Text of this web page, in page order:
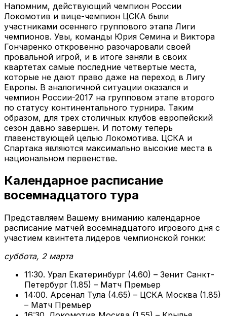
Напомним, действующий чемпион России
Локомотив и вице-чемпион ЦСКА были
участниками осеннего группового этапа Лиги
чемпионов. Увы, команды Юрия Семина и Виктора
Гончаренко откровенно разочаровали своей
провальной игрой, и в итоге заняли в своих
квартетах самые последние четвертые места,
которые не дают право даже на переход в Лигу
Европы. В аналогичной ситуации оказался и
чемпион России-2017 на групповом этапе второго
по статусу континентального турнира. Таким
образом, для трех столичных клубов европейский
сезон давно завершен. И потому теперь
главенствующей целью Локомотива. ЦСКА и
Спартака являются максимально высокие места в
национальном первенстве.
Календарное расписание
восемнадцатого тура
Представляем Вашему вниманию календарное
расписание матчей восемнадцатого игрового дня с
участием квинтета лидеров чемпионской гонки:
суббота, 2 марта
11:30. Урал Екатеринбург (4.60) – Зенит Санкт-
Петербург (1.85) – Матч Премьер
14:00. Арсенал Тула (4.65) – ЦСКА Москва (1.85)
– Матч Премьер